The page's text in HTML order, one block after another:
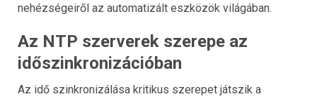
nehézségeiről az automatizált eszközök világában.
Az NTP szerverek szerepe az
időszinkronizációban
Az idő szinkronizálása kritikus szerepet játszik a